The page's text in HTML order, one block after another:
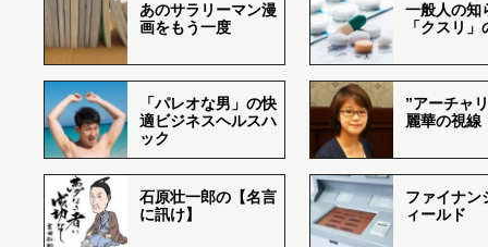
あのサラリーマン漫
画をもう一度
一般人の知
「クスリ
「パレオな男」の快
適ビジネスヘルスハ
ック
”アーチャ
麗華の視線
石原壮一郎の【名言
に訊け】
ファイナン
ィールド